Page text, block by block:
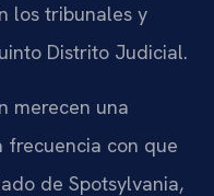
los tribunales y
Distrito Judicial.
merecen una
frecuencia con que
de Spotsylvania,